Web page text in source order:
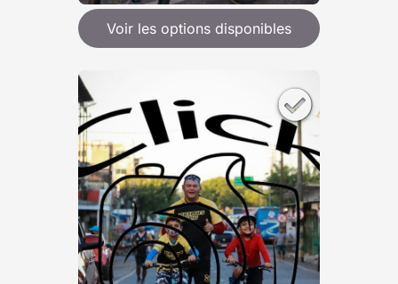
Voir les options disponibles